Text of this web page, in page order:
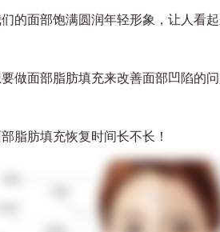
面部饱满圆润年轻形象，让人看起
面部脂肪填充来改善面部凹陷的问
肪填充恢复时间长不长！